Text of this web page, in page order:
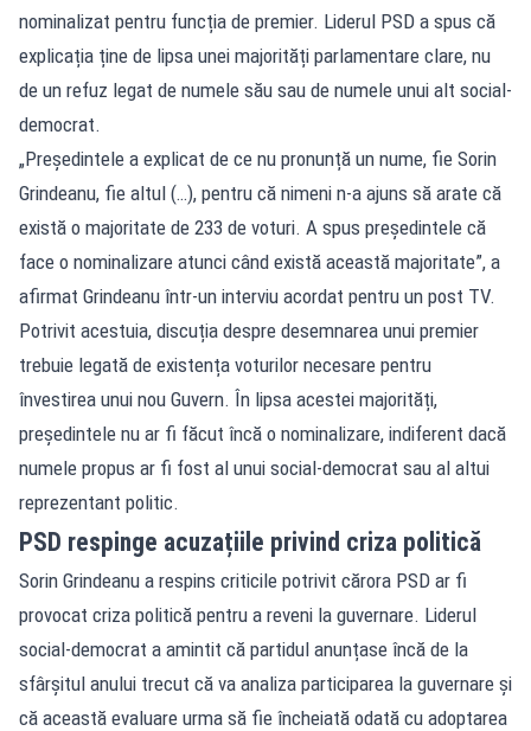
nominalizat pentru funcția de premier. Liderul PSD a spus că
explicația ține de lipsa unei majorități parlamentare clare, nu
de un refuz legat de numele său sau de numele unui alt social-
democrat.
„Președintele a explicat de ce nu pronunță un nume, fie Sorin
Grindeanu, fie altul (…), pentru că nimeni n-a ajuns să arate că
există o majoritate de 233 de voturi. A spus președintele că
face o nominalizare atunci când există această majoritate”, a
afirmat Grindeanu într-un interviu acordat pentru un post TV.
Potrivit acestuia, discuția despre desemnarea unui premier
trebuie legată de existența voturilor necesare pentru
învestirea unui nou Guvern. În lipsa acestei majorități,
președintele nu ar fi făcut încă o nominalizare, indiferent dacă
numele propus ar fi fost al unui social-democrat sau al altui
reprezentant politic.
PSD respinge acuzațiile privind criza politică
Sorin Grindeanu a respins criticile potrivit cărora PSD ar fi
provocat criza politică pentru a reveni la guvernare. Liderul
social-democrat a amintit că partidul anunțase încă de la
sfârșitul anului trecut că va analiza participarea la guvernare și
că această evaluare urma să fie încheiată odată cu adoptarea